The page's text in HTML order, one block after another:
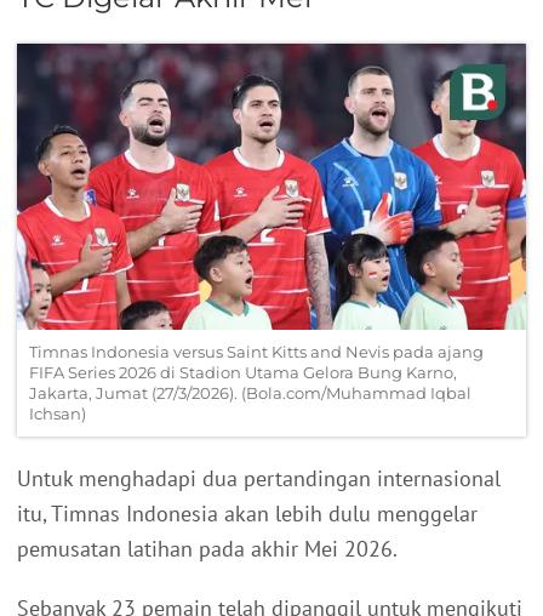
Timnas Indonesia versus Saint Kitts and Nevis pada ajang
FIFA Series 2026 di Stadion Utama Gelora Bung Karno,
Jakarta, Jumat (27/3/2026). (Bola.com/Muhammad Iqbal
Ichsan)
Untuk menghadapi dua pertandingan internasional
itu, Timnas Indonesia akan lebih dulu menggelar
pemusatan latihan pada akhir Mei 2026.
Sebanyak 23 pemain telah dipanggil untuk mengikuti